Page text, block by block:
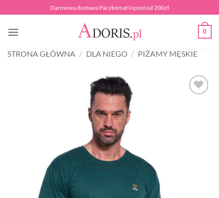
do
zawartości
Darmowa dostawa Paczkomat Inpost od 200zł
0
STRONA GŁÓWNA / DLA NIEGO / PIŻAMY MĘSKIE